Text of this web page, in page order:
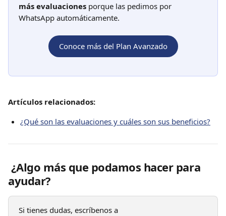
más evaluaciones porque las pedimos por
WhatsApp automáticamente.
Conoce más del Plan Avanzado
Artículos relacionados:
¿Qué son las evaluaciones y cuáles son sus beneficios?
ayudar?
Si tienes dudas, escríbenos a